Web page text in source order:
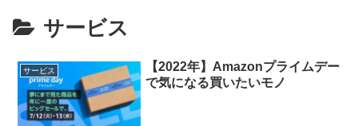
サービス
サービス
【2022年】Amazonプライムデー
で気になる買いたいモノ